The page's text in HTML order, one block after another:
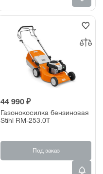
44 990 ₽
Газонокосилка бензиновая
Stihl RM-253.0T
Под заказ